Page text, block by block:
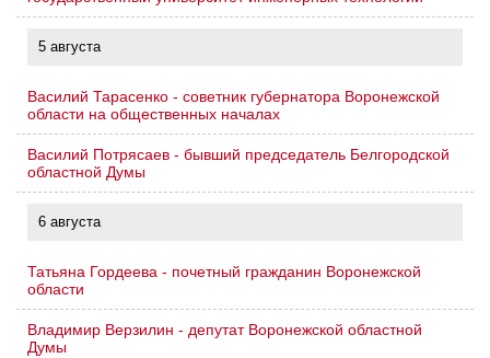
5 августа
Василий Тарасенко - советник губернатора Воронежской
области на общественных началах
Василий Потрясаев - бывший председатель Белгородской
областной Думы
6 августа
Татьяна Гордеева - почетный гражданин Воронежской
области
Владимир Верзилин - депутат Воронежской областной
Думы